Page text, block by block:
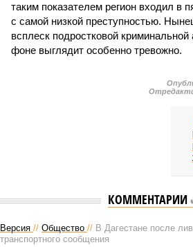
таким показателем регион входил в
с самой низкой преступностью.
всплеск подростковой криминальной
фоне выглядит особенно тревожно.
КОММЕНТАРИИ
Версия // Общество // В Дагестане после
транспортного сообщения